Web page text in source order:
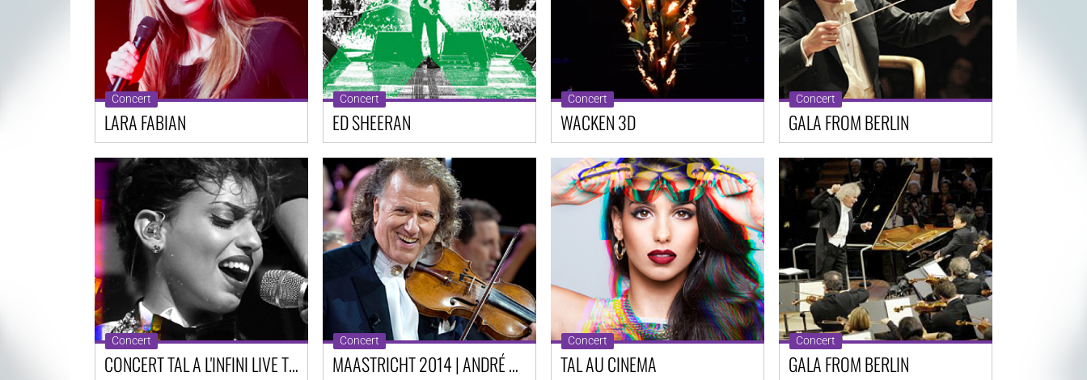
Concert
LARA FABIAN
Concert
ED SHEERAN
Concert
WACKEN 3D
Concert
GALA FROM BERLIN
Concert
CONCERT TAL A L'INFINI LIVE TOUR
Concert
MAASTRICHT 2014 | ANDRÉ RIEU
Concert
TAL AU CINEMA
Concert
GALA FROM BERLIN